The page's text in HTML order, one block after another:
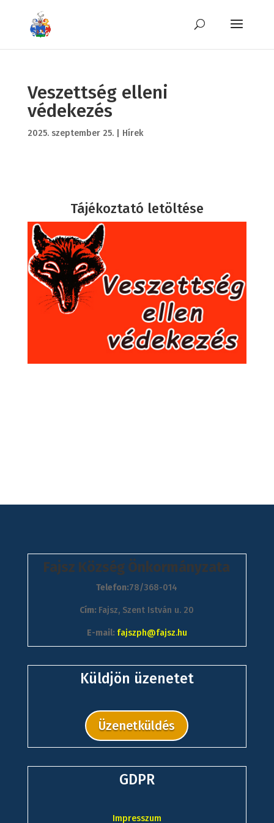
Veszettség elleni
védekezés
2025. szeptember 25.| Hírek
Tájékoztató letöltése
Fajsz Község Önkormányzata
Telefon:78/368-014
Cím: Fajsz, Szent István u. 20
E-mail: fajszph@fajsz.hu
Küldjön üzenetet
Üzenetküldés
GDPR
Impresszum